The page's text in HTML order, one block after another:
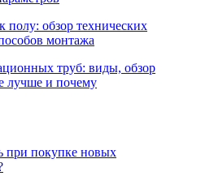
полу: обзор технических
монтажа
труб: виды, обзор
лучше и почему
при покупке новых